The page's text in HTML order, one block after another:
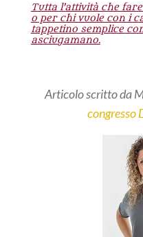
Tutta l’attività che
o per chi vuole con i
tappetino semplice
asciugamano.
Articolo scritto da
congresso